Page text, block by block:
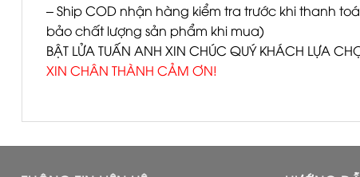
– Ship COD nhận hàng kiểm tra trước khi thanh
bảo chất lượng sản phẩm khi mua)
BẬT LỬA TUẤN ANH XIN CHÚC QUÝ KHÁCH LỰA
XIN CHÂN THÀNH CẢM ƠN!